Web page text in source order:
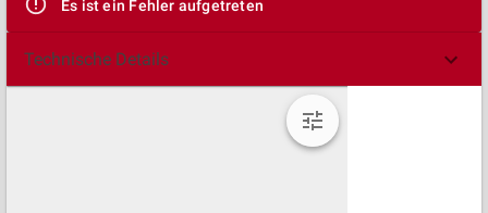
Es ist ein Fehler aufgetreten
Technische Details